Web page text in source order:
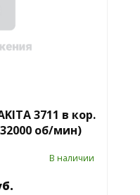
3711 в кор.
об/мин)
В наличии